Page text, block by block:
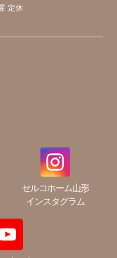
定休
セルコホーム山形
インスタグラム